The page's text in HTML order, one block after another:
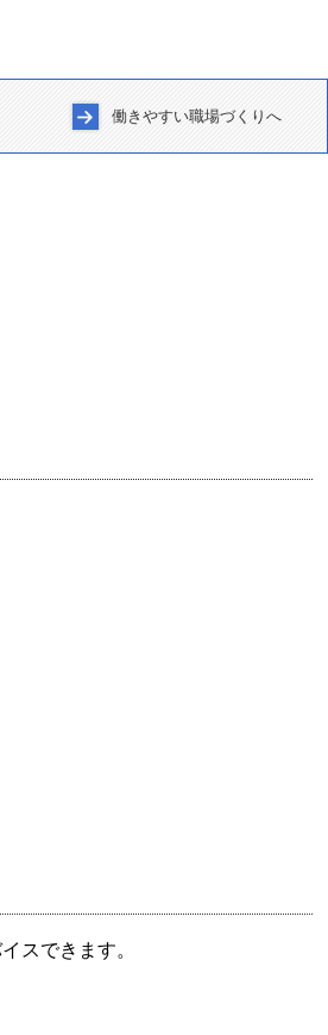
働きやすい職場づくりへ
スできます。